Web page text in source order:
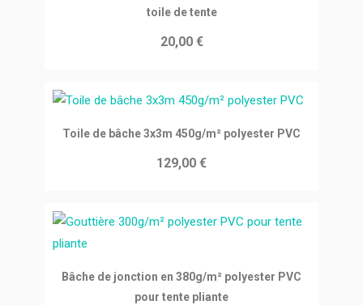
toile de tente
20,00 €
Ajouter au panier
Toile de bâche 3x3m 450g/m² polyester PVC
129,00 €
Ajouter au panier
Bâche de jonction en 380g/m² polyester PVC
pour tente pliante